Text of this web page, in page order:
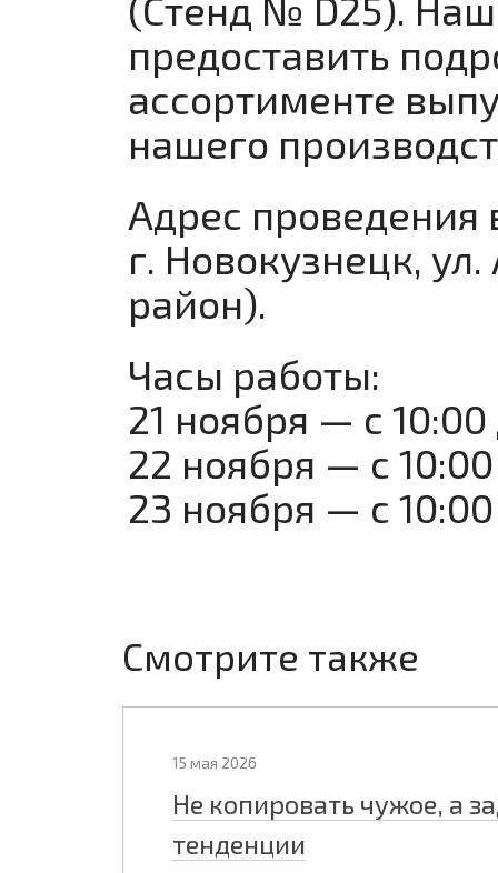
предоставить
ассортименте
нашего
Адрес проведения
г. Новокузнецк,
район).
Часы работы:
21 ноября — с 10:00
22 ноября — с 10:00
23 ноября — с
Смотрите также
15 мая 2026
Не копировать чужое, а
тенденции